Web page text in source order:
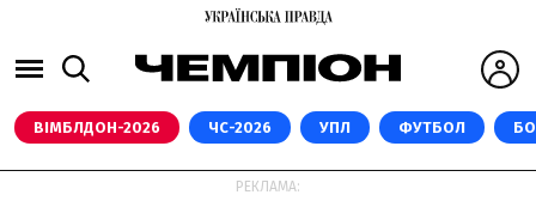
ВІМБЛДОН-2026 ЧС-2026 УПЛ ФУТБОЛ
РЕКЛАМА: